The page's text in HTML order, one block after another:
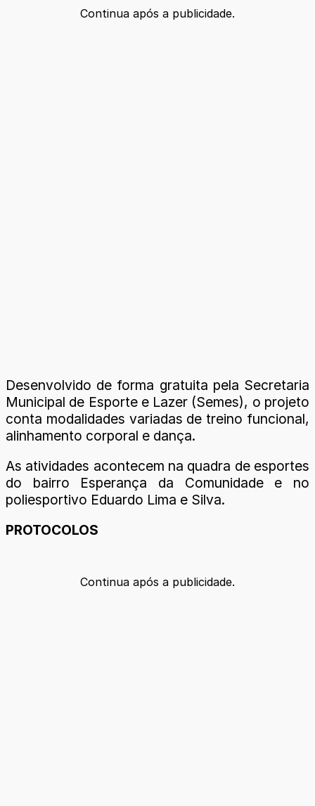
Continua após a publicidade.
Desenvolvido de forma gratuita pela Secretaria
Municipal de Esporte e Lazer (Semes), o projeto
conta modalidades variadas de treino funcional,
alinhamento corporal e dança.
As atividades acontecem na quadra de esportes
do bairro Esperança da Comunidade e no
poliesportivo Eduardo Lima e Silva.
PROTOCOLOS
Continua após a publicidade.